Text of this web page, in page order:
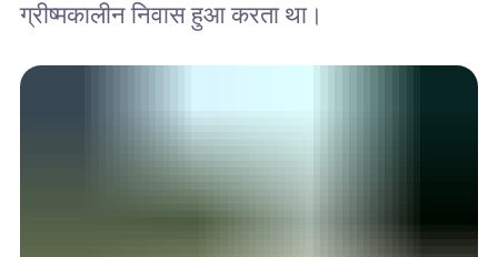
ग्रीष्मकालीन निवास हुआ करता था।